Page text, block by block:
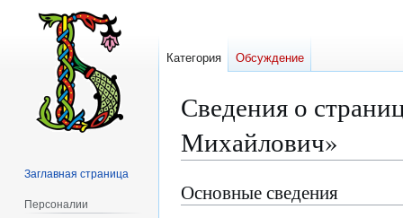
Сведения о
Михайлович»
Перейти
к
Перейти
к
Основные сведения
Категория Обсуждение
Заглавная страница
Персоналии